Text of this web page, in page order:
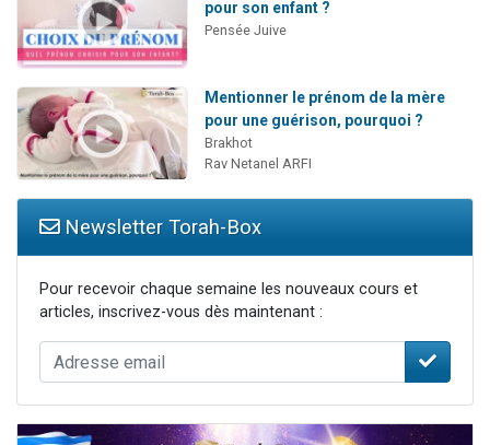
pour son enfant ?
Pensée Juive
Mentionner le prénom de la mère
pour une guérison, pourquoi ?
Brakhot
Rav Netanel ARFI
Newsletter Torah-Box
Pour recevoir chaque semaine les nouveaux cours et
articles, inscrivez-vous dès maintenant :